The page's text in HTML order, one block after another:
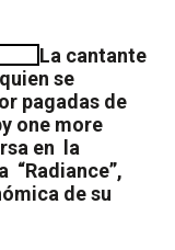
La cantante
se
pagadas de
one more
en
la
“Radiance”,
de su